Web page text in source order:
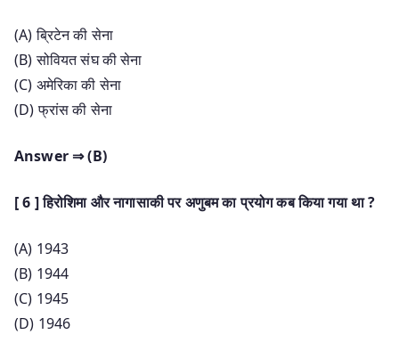
(A) ब्रिटेन की सेना
(B) सोवियत संघ की सेना
(C) अमेरिका की सेना
(D) फ्रांस की सेना
Answer ⇒ (B)
[ 6 ] हिरोशिमा और नागासाकी पर अणुबम का प्रयोग कब किया गया था ?
(A) 1943
(B) 1944
(C) 1945
(D) 1946